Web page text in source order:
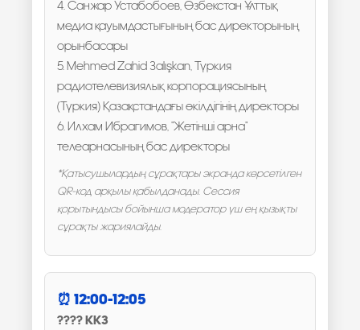
4. Санжар Устабобоев, Өзбекстан Ұлттық
медиа қауымдастығының бас директорының
орынбасары
5. Mehmed Zahid Çalışkan, Түркия
радиотелевизиялық корпорациясының
(Түркия) Қазақстандағы өкілдігінің директоры
6. Илхам Ибрагимов, "Жетінші арна"
телеарнасының бас директоры
*Қатысушылардың сұрақтары экранда көрсетілген
QR-код арқылы қабылданады. Сессия
қорытындысы бойынша модератор үш ең қызықты
сұрақты жариялайды.
12:00-12:05
ККЗ